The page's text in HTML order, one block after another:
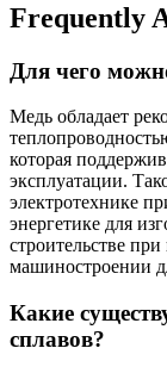
Frequently
Для чего
Медь обладает
которая
эксплуатации.
электротехнике
энергетике для
строительстве
машиностроении
Какие
сплавов?